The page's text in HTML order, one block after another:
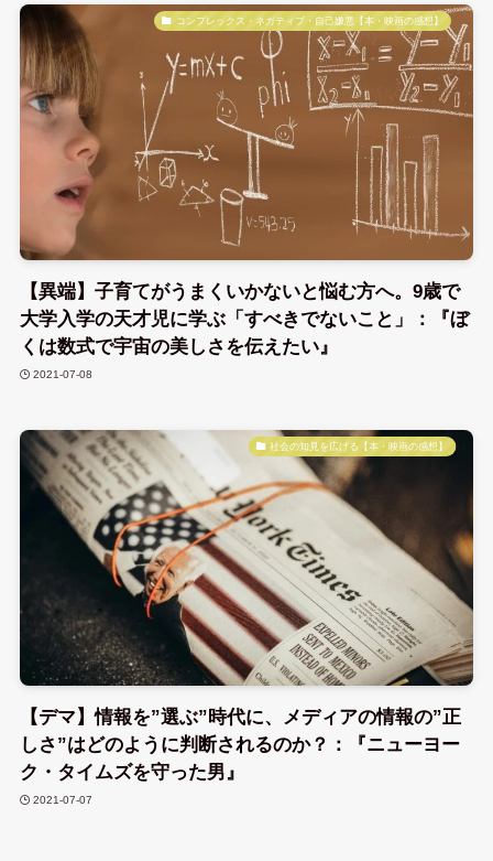
コンプレックス・ネガティブ・自己嫌悪【本・映画の感想】
【異端】子育てがうまくいかないと悩む方へ。9歳で
大学入学の天才児に学ぶ「すべきでないこと」：『ぼ
くは数式で宇宙の美しさを伝えたい』
2021-07-08
社会の知見を広げる【本・映画の感想】
【デマ】情報を”選ぶ”時代に、メディアの情報の”正
しさ”はどのように判断されるのか？：『ニューヨー
ク・タイムズを守った男』
2021-07-07